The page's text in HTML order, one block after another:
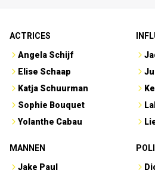
ACTRICES
Angela Schijf
Elise Schaap
Katja Schuurman
Sophie Bouquet
Yolanthe Cabau
MANNEN
Jake Paul